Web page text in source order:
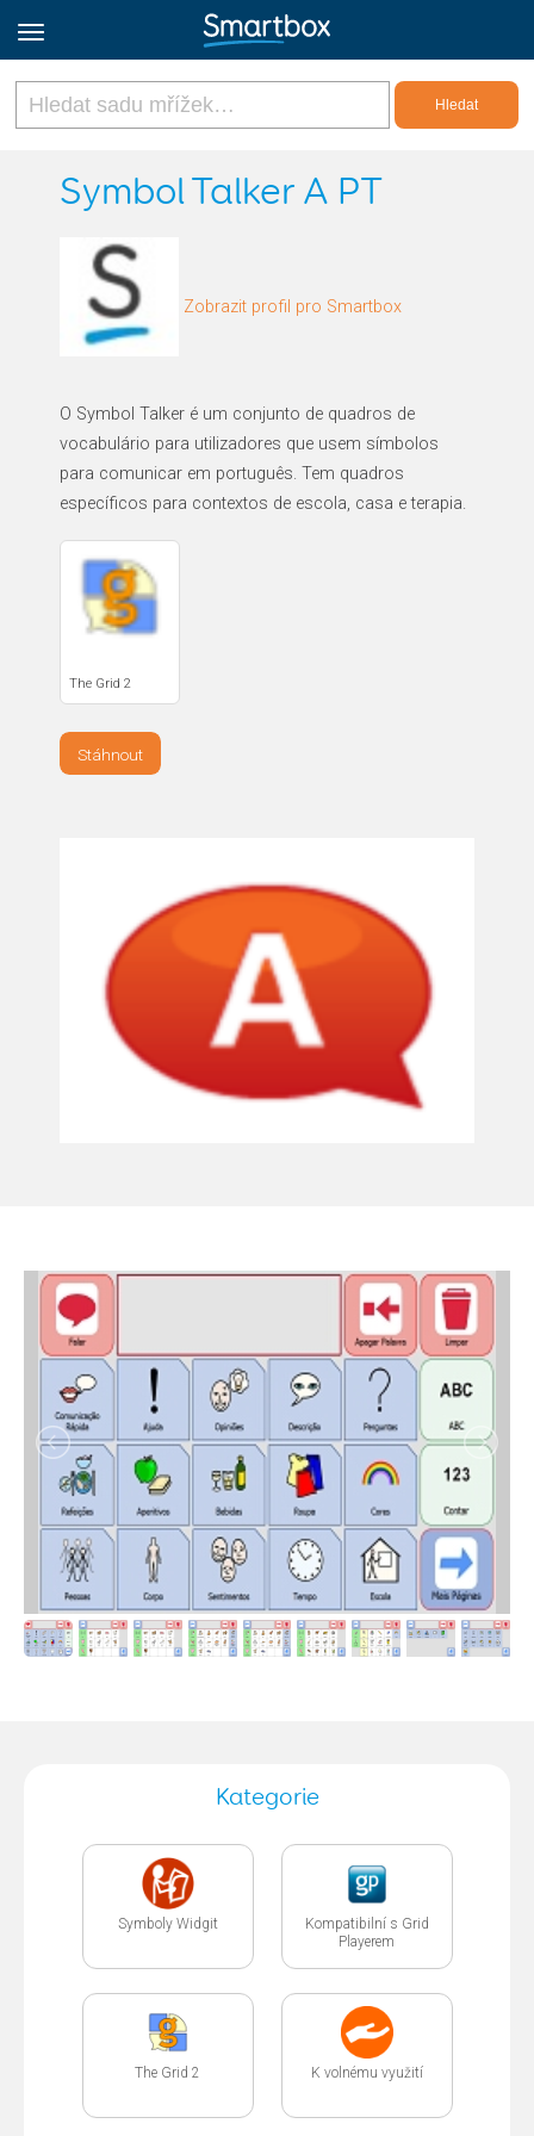
Online Grids
Zaregistrovat se
Symbol Talker A PT
Zobrazit profil pro Smartbox
O Symbol Talker é um conjunto de quadros de
vocabulário para utilizadores que usem símbolos
para comunicar em português. Tem quadros
específicos para contextos de escola, casa e terapia.
The Grid 2
Stáhnout
Kategorie
Symboly Widgit
Kompatibilní s Grid
Playerem
The Grid 2 K volnému využití